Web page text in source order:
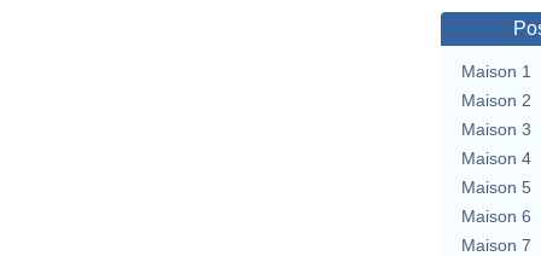
Maison 1
Maison 2
Maison 3
Maison 4
Maison 5
Maison 6
Maison 7